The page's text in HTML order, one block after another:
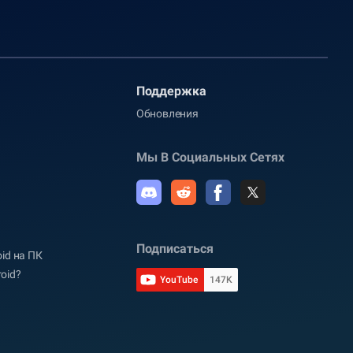
на ПК
Поддержка
Обновления
Мы В Социальных Сетях
Подписаться
YouTube 147K